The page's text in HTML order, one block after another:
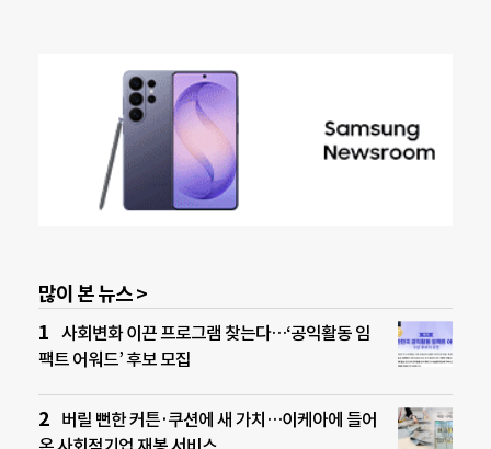
많이 본 뉴스 >
사회변화 이끈 프로그램 찾는다…‘공익활동 임
팩트 어워드’ 후보 모집
버릴 뻔한 커튼·쿠션에 새 가치…이케아에 들어